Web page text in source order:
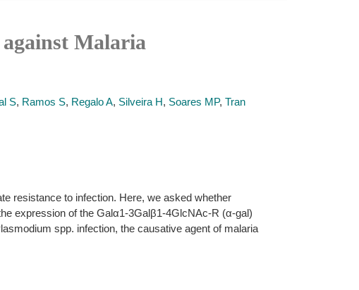
Malaria
S, Ramos S, Regalo A, Silveira H, Soares MP, Tran
resistance to infection. Here, we asked whether
expression of the Galα1-3Galβ1-4GlcNAc-R (α-gal)
spp. infection, the causative agent of malaria